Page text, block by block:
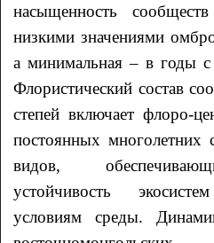
насыщенность
низкими значениями
а минимальная – в годы
Флористический состав
степей включает флоро-
постоянных многолетних
видов,
устойчивость
условиям среды.